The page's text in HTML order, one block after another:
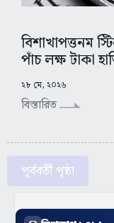
বিশাখাপত্তনম
পাঁচ লক্ষ টাকা
২৮ মে, ২০২৬
বিস্তারিত
পূর্ববর্তী পৃষ্ঠা